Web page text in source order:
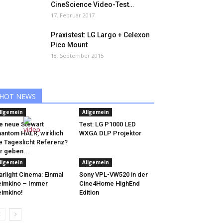
CineScience Video-Test…
17. Februar 2017
Praxistest: LG Largo + Celexon
Pico Mount
18. September 2015
HOT NEWS
neue Stewart
HALR, wirklich
Tageslicht Referenz?
geben...
Allgemein
Test: LG P1000 LED
WXGA DLP Projektor
Cinema: Einmal
– Immer
Allgemein
Sony VPL-VW520 in der
Cine4Home HighEnd
Edition